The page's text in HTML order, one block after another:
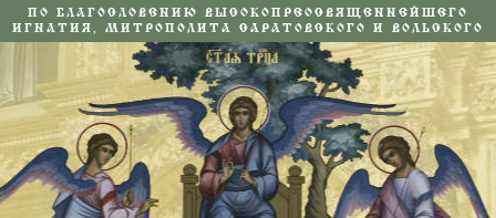
ПО БЛАГОСЛОВЕНИЮ ВЫСОКОПРЕОСВЯЩЕННЕЙШЕГО
ИГНАТИЯ, МИТРОПОЛИТА САРАТОВСКОГО И ВОЛЬСКОГО